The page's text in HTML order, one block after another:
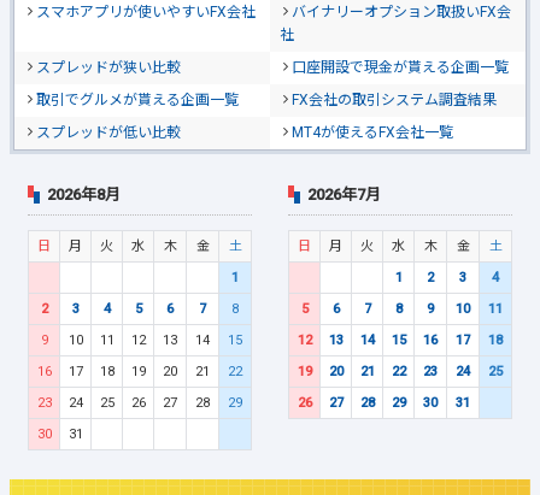
スマホアプリが使いやすいFX会社
バイナリーオプション取扱いFX会
社
スプレッドが狭い比較
口座開設で現金が貰える企画一覧
取引でグルメが貰える企画一覧
FX会社の取引システム調査結果
スプレッドが低い比較
MT4が使えるFX会社一覧
2026年8月
日 月 火 水 木 金
土
1
2
3 4 5 6 7
8
9
10 11 12 13 14
15
16
17 18 19 20 21
22
23
24 25 26 27 28
29
30
31
2026年7月
日 月 火 水 木 金
土
1
2 3
4
5
6 7 8 9 10
11
12
13 14 15 16 17
18
19
20 21 22 23 24
25
26
27 28 29 30 31